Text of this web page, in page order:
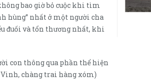
bao giờ bỏ cuộc khi tìm
hùng” nhất ở một người cha
đuối và tổn thương nhất, khi
con thông qua phần thể hiện
Vinh, chàng trai hàng xóm)